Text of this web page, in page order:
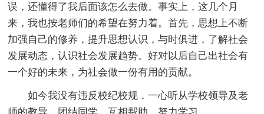
误，还懂得了我后面该怎么去做。事实上，这几个月
来，我也按老师们的希望在努力着。首先，思想上不断
加强自己的修养，提升思想认识，与时俱进，了解社会
发展动态，认识社会发展趋势。好对以后自己出社会有
一个好的未来，为社会做一份有用的贡献。
如今我没有违反校纪校规，一心听从学校领导及老